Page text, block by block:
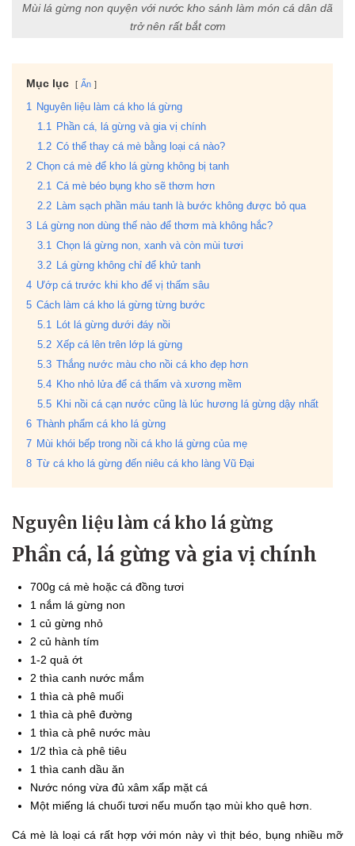
Mùi lá gừng non quyện với nước kho sánh làm món cá dân dã
trở nên rất bắt cơm
Mục lục Ẩn
1
Nguyên liệu làm cá kho lá gừng
1.1
Phần cá, lá gừng và gia vị chính
1.2 Có thể thay cá mè bằng loại cá nào?
2 Chọn cá mè để kho lá gừng không bị tanh
2.1
Cá mè béo bụng kho sẽ thơm hơn
2.2
Làm sạch phần máu tanh là bước không được bỏ qua
3
Lá gừng non dùng thế nào để thơm mà không hắc?
3.1
Chọn lá gừng non, xanh và còn mùi tươi
3.2
Lá gừng không chỉ để khử tanh
4 Ướp cá trước khi kho để vị thấm sâu
5 Cách làm cá kho lá gừng từng bước
5.1
Lót lá gừng dưới đáy nồi
5.2 Xếp cá lên trên lớp lá gừng
5.3 Thắng nước màu cho nồi cá kho đẹp hơn
5.4 Kho nhỏ lửa để cá thấm và xương mềm
5.5 Khi nồi cá cạn nước cũng là lúc hương lá gừng dậy nhất
6 Thành phẩm cá kho lá gừng
7 Mùi khói bếp trong nồi cá kho lá gừng của mẹ
8 Từ cá kho lá gừng đến niêu cá kho làng Vũ Đại
Nguyên liệu làm cá kho lá gừng
Phần cá, lá gừng và gia vị chính
700g cá mè hoặc cá đồng tươi
1 nắm lá gừng non
1 củ gừng nhỏ
2 củ hành tím
1-2 quả ớt
2 thìa canh nước mắm
1 thìa cà phê muối
1 thìa cà phê đường
1 thìa cà phê nước màu
1/2 thìa cà phê tiêu
1 thìa canh dầu ăn
Nước nóng vừa đủ xâm xấp mặt cá
Một miếng lá chuối tươi nếu muốn tạo mùi kho quê hơn.
Cá mè là loại cá rất hợp với món này vì thịt béo, bụng nhiều mỡ